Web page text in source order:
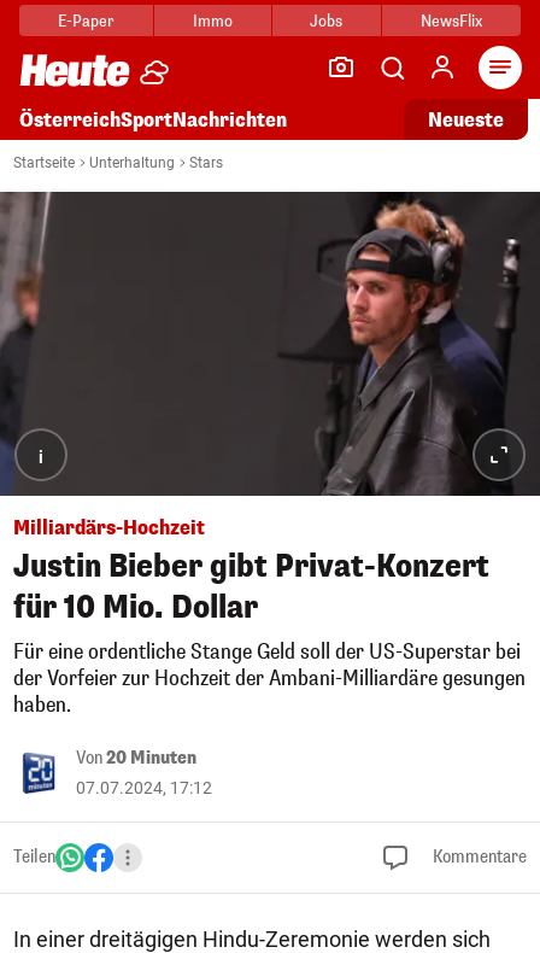
E-Paper Immo Jobs NewsFlix
ÖsterreichSportNachrichten Neueste
Startseite Unterhaltung Stars
i
Milliardärs-Hochzeit
Justin Bieber gibt Privat-Konzert
für 10 Mio. Dollar
Für eine ordentliche Stange Geld soll der US-Superstar bei
der Vorfeier zur Hochzeit der Ambani-Milliardäre gesungen
haben.
Von20 Minuten
07.07.2024, 17:12
Teilen Kommentare
In einer dreitägigen Hindu-Zeremonie werden sich